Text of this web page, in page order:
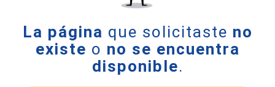
La página que solicitaste no
existe o no se encuentra
disponible.